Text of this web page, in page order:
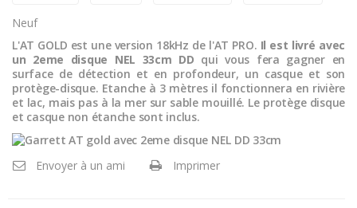
Neuf
L'AT GOLD est une version 18kHz de l'AT PRO. Il est livré avec
un 2eme disque NEL 33cm DD qui vous fera gagner en
surface de détection et en profondeur, un casque et son
protège-disque. Etanche à 3 mètres il fonctionnera en rivière
et lac, mais pas à la mer sur sable mouillé. Le protège disque
et casque non étanche sont inclus.
Envoyer à un ami Imprimer